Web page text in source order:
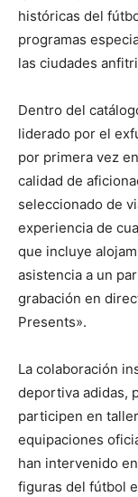
históricas del
programas
las ciudades
Dentro del
liderado por el
por primera vez
calidad de
seleccionado de
experiencia de
que incluye
asistencia a un
grabación en
Presents».
La colaboración
deportiva adidas,
participen en
equipaciones
han intervenido
figuras del fútbol